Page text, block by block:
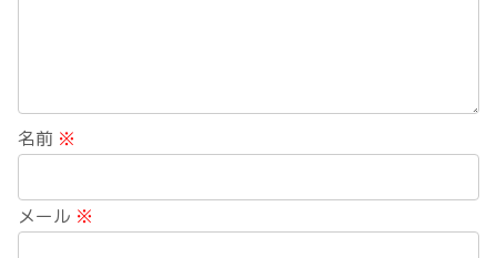
名前 ※
メール ※